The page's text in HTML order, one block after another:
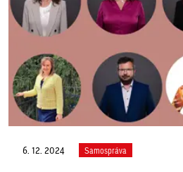
6. 12. 2024 Samospráva